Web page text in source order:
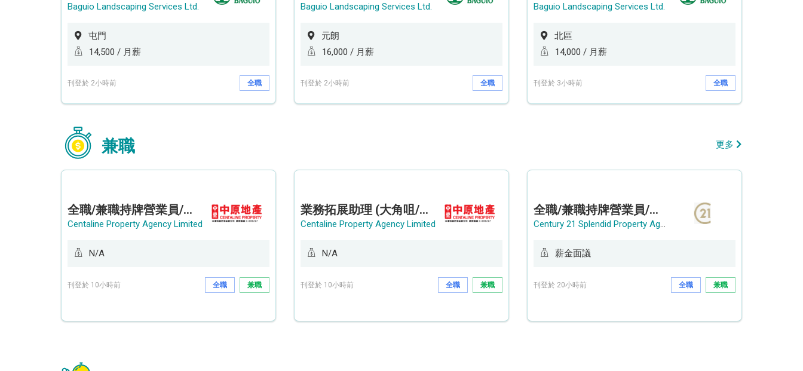
Baguio Landscaping Services Ltd.
屯門
14,500 / 月薪
刊登於 2小時前 全職
Baguio Landscaping Services Ltd.
元朗
16,000 / 月薪
刊登於 2小時前 全職
Baguio Landscaping Services Ltd.
北區
14,000 / 月薪
刊登於 3小時前 全職
兼職 更多
全職/兼職持牌營業員/持牌地產代理 (長沙灣/將軍澳/油塘)
Centaline Property Agency Limited
N/A
刊登於 10小時前 全職 兼職
業務拓展助理 (大角咀/荔枝角/九龍塘)
Centaline Property Agency Limited
N/A
刊登於 10小時前 全職 兼職
全職/兼職持牌營業員/持牌地產代理
Century 21 Splendid Property Agency
薪金面議
刊登於 20小時前 全職 兼職